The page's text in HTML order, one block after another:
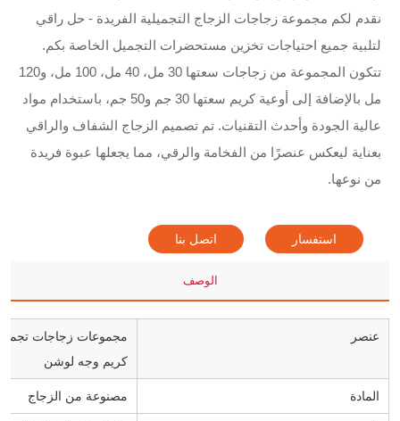
نقدم لكم مجموعة زجاجات الزجاج التجميلية الفريدة - حل راقي
لتلبية جميع احتياجات تخزين مستحضرات التجميل الخاصة بكم.
تتكون المجموعة من زجاجات سعتها 30 مل، 40 مل، 100 مل، و120
مل بالإضافة إلى أوعية كريم سعتها 30 جم و50 جم، باستخدام مواد
عالية الجودة وأحدث التقنيات. تم تصميم الزجاج الشفاف والراقي
بعناية ليعكس عنصرًا من الفخامة والرقي، مما يجعلها عبوة فريدة
من نوعها.
استفسار اتصل بنا
الوصف
عنصر
مجموعات زجاجات
كريم وجه لوشن
المادة مصنوعة من الزجاج